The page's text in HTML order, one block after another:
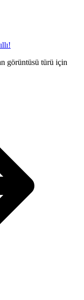
görüntüsü türü için